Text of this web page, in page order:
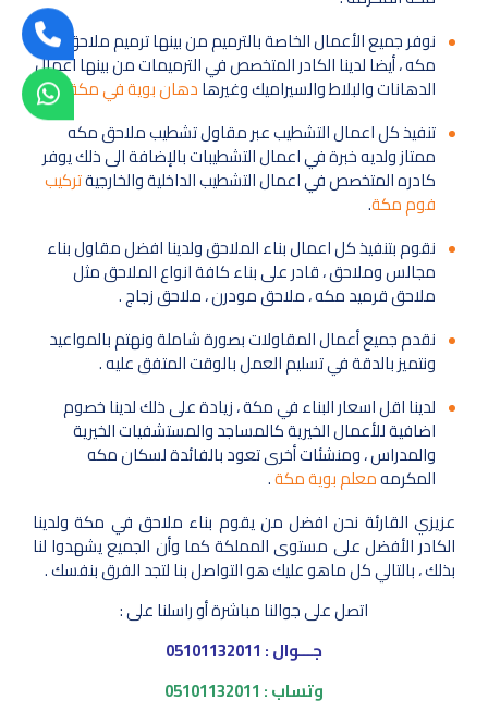
نوفر جميع الأعمال الخاصة بالترميم من بينها ترميم ملاحق
مكه ، أيضا لدينا الكادر المتخصص في الترميمات من بينها اعمال
الدهانات والبلاط والسيراميك وغيرهادهان بوية في مكة.
تنفيذ كل اعمال التشطيب عبر مقاول تشطيب ملاحق مكه
ممتاز ولديه خبرة في اعمال التشطيبات بالإضافة الى ذلك يوفر
كادره المتخصص في اعمال التشطيب الداخلية والخارجيةتركيب
فوم مكة.
نقوم بتنفيذ كل اعمال بناء الملاحق ولدينا افضل مقاول بناء
مجالس وملاحق ، قادر على بناء كافة انواع الملاحق مثل
ملاحق قرميد مكه ، ملاحق مودرن ، ملاحق زجاج .
نقدم جميع أعمال المقاولات بصورة شاملة ونهتم بالمواعيد
ونتميز بالدقة في تسليم العمل بالوقت المتفق عليه .
لدينا اقل اسعار البناء في مكة ، زيادة على ذلك لدينا خصوم
اضافية للأعمال الخيرية كالمساجد والمستشفيات الخيرية
والمدراس ، ومنشئات أخرى تعود بالفائدة لسكان مكه
المكرمهمعلم بوية مكة.
عزيزي القارئة نحن افضل من يقوم بناء ملاحق في مكة ولدينا
الكادر الأفضل على مستوى المملكة كما وأن الجميع يشهدوا لنا
بذلك ، بالتالي كل ماهو عليك هو التواصل بنا لتجد الفرق بنفسك .
اتصل على جوالنا مباشرة أو راسلنا على :
جـــوال : 05101132011
وتساب : 05101132011